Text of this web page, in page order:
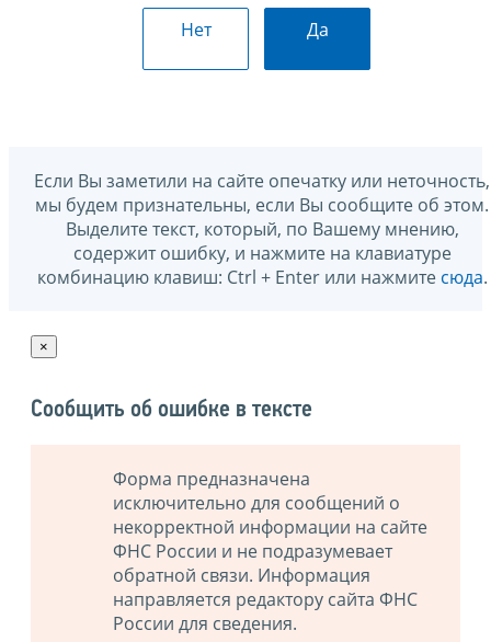
Нет Да
Если Вы заметили на сайте опечатку или неточность,
мы будем признательны, если Вы сообщите об этом.
Выделите текст, который, по Вашему мнению,
содержит ошибку, и нажмите на клавиатуре
комбинацию клавиш: Ctrl + Enter или нажмите сюда.
×
Сообщить об ошибке в тексте
Форма предназначена
исключительно для сообщений о
некорректной информации на сайте
ФНС России и не подразумевает
обратной связи. Информация
направляется редактору сайта ФНС
России для сведения.